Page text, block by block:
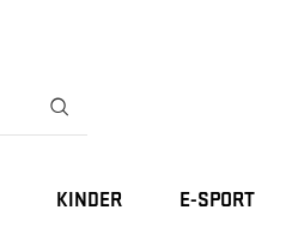
KINDER E-SPORT